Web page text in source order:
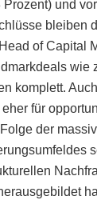
und
bleiben
of Capital
wie
komplett.
für
der